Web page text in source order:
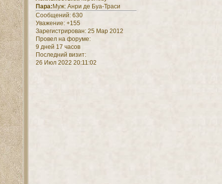
Пара: Муж: Анри де Буа-Траси
Сообщений:630
Уважение: +155
Зарегистрирован: 25 Мар 2012
Провел на форуме:
9 дней 17 часов
Последний визит:
26 Июл 2022 20:11:02